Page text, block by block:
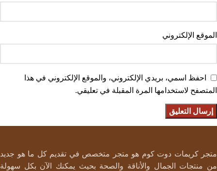
الموقع الإلكتروني
احفظ اسمي، بريدي الإلكتروني، والموقع الإلكتروني في هذا
المتصفح لاستخدامها المرة المقبلة في تعليقي.
متجر كريمات دوت كوم هو متجر متخصص في تقديم كل ما هو جديد
من منتجات الجمال والأناقة والصحة بحيث يمكنك الآن بكل سهولة